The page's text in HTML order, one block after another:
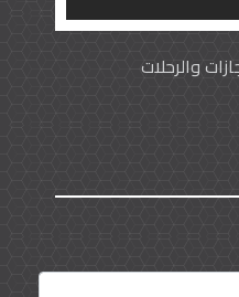
والرحلات
مواجهة كورونا
إليكم بعض النصائح
الاجتماعي، ارتداء
الوقاية والتطهير
تناول الوجبات
تجنب حروق الشمس
.